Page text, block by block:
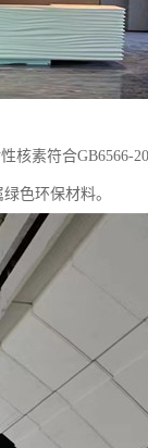
核素符合GB6566-
色环保材料。